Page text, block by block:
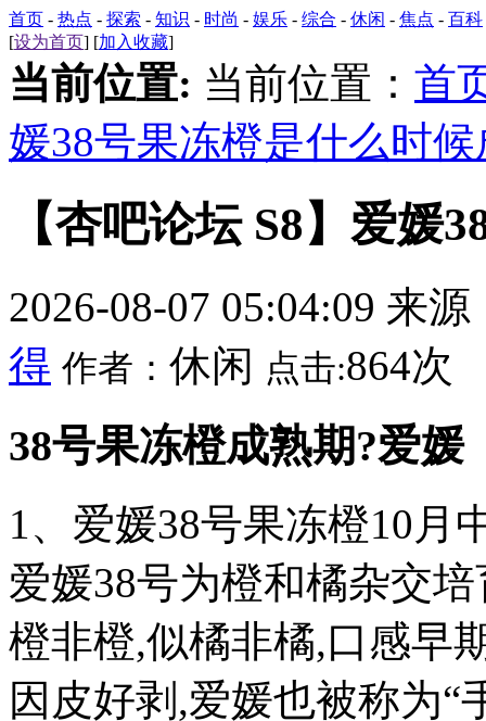
首页 - 热点 - 探索 - 知识 - 时尚 - 娱乐 - 综合 - 休闲 - 焦点 - 百科
[设为首页] [加入收藏]
当前位置: 当前位置： 首
媛38号果冻橙是什么时
【杏吧论坛 S8】爱媛
2026-08-07 05:04:09 来源
得 作者： 休闲 点击:864次
38号果冻橙成熟期?爱媛
1、爱媛38号果冻橙10月
爱媛38号为橙和橘杂交
橙非橙,似橘非橘,口感早
因皮好剥,爱媛也被称为“